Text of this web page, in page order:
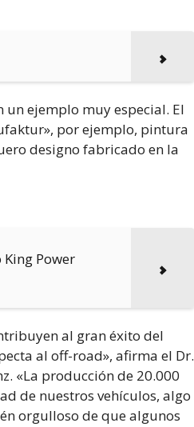
un ejemplo muy especial. El
por ejemplo, pintura
designo fabricado en la
Power
al gran éxito del
al off-road», afirma el Dr.
«La producción de 20.000
de nuestros vehículos, algo
orgulloso de que algunos